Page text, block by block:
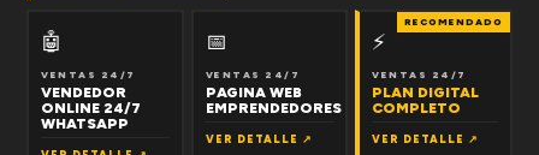
🤖
VENTAS 24/7
VENDEDOR
ONLINE 24/7
WHATSAPP
📅
VENTAS 24/7
PAGINA WEB
EMPRENDEDORES
VER DETALLE ↗
RECOMENDADO
⚡
VENTAS 24/7
PLAN DIGITAL
COMPLETO
VER DETALLE ↗